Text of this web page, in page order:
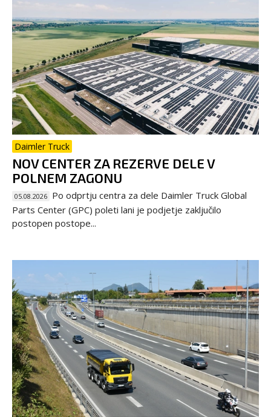
Daimler Truck
NOV CENTER ZA REZERVE DELE V
POLNEM ZAGONU
05.08.2026 Po odprtju centra za dele Daimler Truck Global
Parts Center (GPC) poleti lani je podjetje zaključilo
postopen postope...